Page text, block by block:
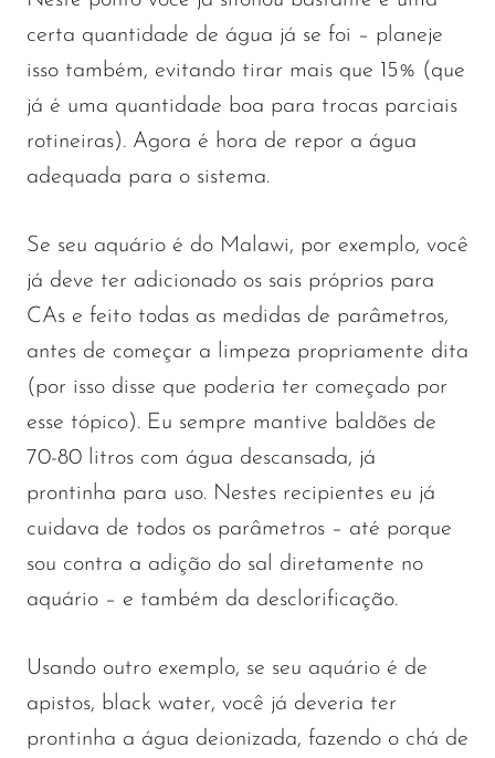
certa quantidade de água já se foi – planeje
isso também, evitando tirar mais que 15% (que
já é uma quantidade boa para trocas parciais
rotineiras). Agora é hora de repor a água
adequada para o sistema.
Se seu aquário é do Malawi, por exemplo, você
já deve ter adicionado os sais próprios para
CAs e feito todas as medidas de parâmetros,
antes de começar a limpeza propriamente dita
(por isso disse que poderia ter começado por
esse tópico). Eu sempre mantive baldões de
70-80 litros com água descansada, já
prontinha para uso. Nestes recipientes eu já
cuidava de todos os parâmetros – até porque
sou contra a adição do sal diretamente no
aquário – e também da desclorificação.
Usando outro exemplo, se seu aquário é de
apistos, black water, você já deveria ter
prontinha a água deionizada, fazendo o chá de